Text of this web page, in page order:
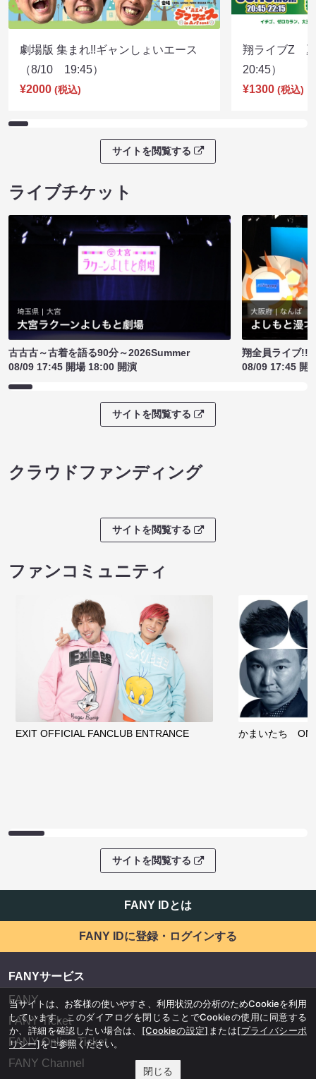
劇場版 集まれ!!ギャンしょいエース
（8/10 19:45）
¥2000 (税込)
翔ライブZ
20:45）
¥1300 (税込)
サイトを閲覧する
ライブチケット
古古古～古着を語る90分～2026Summer
08/09 17:45 開場 18:00 開演
翔全員ライブ!!!
08/09 17:45 開
サイトを閲覧する
クラウドファンディング
サイトを閲覧する
ファンコミュニティ
EXIT OFFICIAL FANCLUB ENTRANCE かまいたち
サイトを閲覧する
FANY IDとは
FANY IDに登録・ログインする
FANYサービス
FANY
FANY Ticket
FANY Online Ticket
FANY Channel
当サイトは、お客様の使いやすさ、利用状況の分析のためCookieを利用
しています。このダイアログを閉じることでCookieの使用に同意する
か、詳細を確認したい場合は、 [Cookieの設定] または[プライバシーポ
リシー]をご参照ください。
閉じる